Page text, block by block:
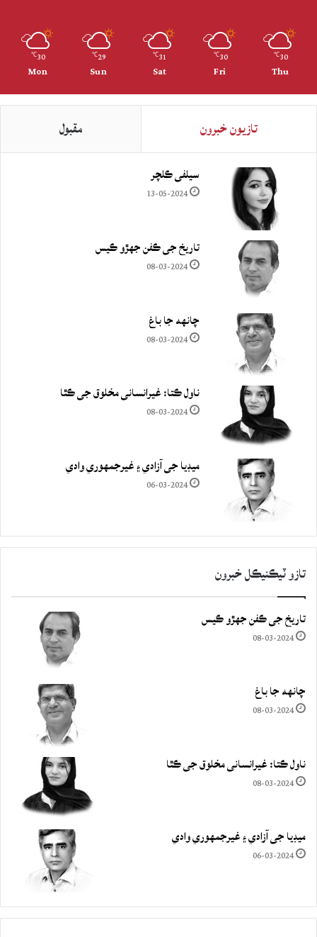
30
℃
Thu
30
℃
Fri
31
℃
Sat
29
℃
Sun
30
℃
Mon
تازيون خبرون مقبول
سيلفي ڪلچر
13-05-2024
تاريخ جي ڪفن جھڙو ڪيس
08-03-2024
چانهه جا باغ
08-03-2024
ناول ڪتا: غيرانساني مخلوق جي ڪٿا
08-03-2024
ميڊيا جي آزادي ۽ غيرجمھوري وادي
06-03-2024
تازو ٽيڪنيڪل خبرون
تاريخ جي ڪفن جھڙو ڪيس
08-03-2024
چانهه جا باغ
08-03-2024
ناول ڪتا: غيرانساني مخلوق جي ڪٿا
08-03-2024
ميڊيا جي آزادي ۽ غيرجمھوري وادي
06-03-2024